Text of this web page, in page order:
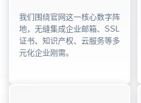
我们围绕官网这一核心数字阵
地，无缝集成企业邮箱、SSL
证书、知识产权、云服务等多
元化企业刚需。